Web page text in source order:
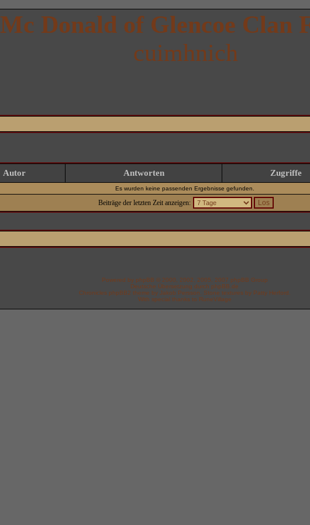
Mc Donald of Glencoe Clan
cuimhnich
Autor Antworten Zugriffe
Es wurden keine passenden Ergebnisse gefunden.
Beiträge der letzten Zeit anzeigen:
Powered by phpBB © 2000, 2002, 2005, 2007 phpBB Group
Deutsche Übersetzung durch phpBB.de
Chronicles phpBB2 theme by Jakob Persson . Stone textures by Patty Herford.
With special thanks to RuneVillage